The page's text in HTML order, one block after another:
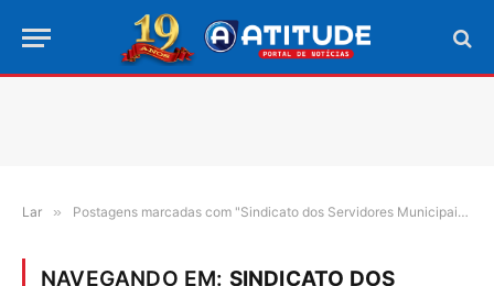
Lar » Postagens marcadas com "Sindicato dos Servidores Municipais de Palmas (Sisemp)"
NAVEGANDO EM: SINDICATO DOS